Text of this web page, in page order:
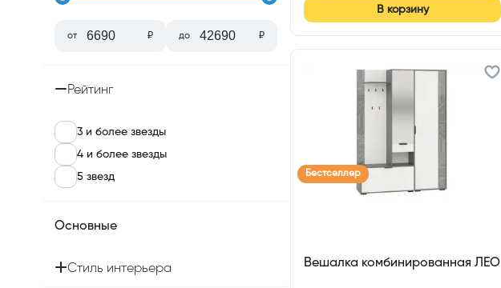
от ₽ до ₽
Рейтинг
3 и более звезды
4 и более звезды
5 звезд
Основные
Стиль интерьера
В корзину
Бестселлер
Вешалка комбинированная ЛЕО